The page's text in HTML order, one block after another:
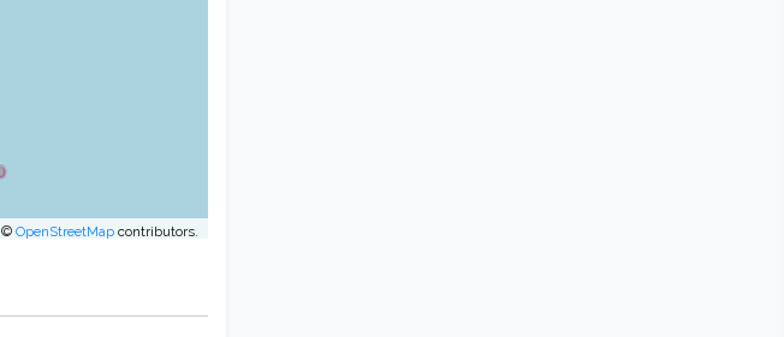
©OpenStreetMap contributors.